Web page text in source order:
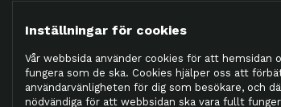
2026 © Ströms
Inställningar för cookies
Vår webbsida använder cookies för att hemsidan
fungera som de ska. Cookies hjälper oss att
användarvänligheten för dig som besökare, och
nödvändiga för att webbsidan ska vara fullt